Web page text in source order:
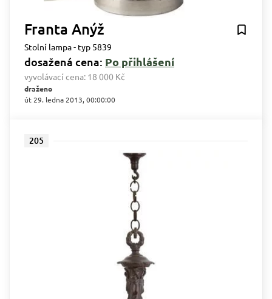
Franta Anýž
Stolní lampa - typ 5839
dosažená cena: Po přihlášení
vyvolávací cena: 18 000 Kč
draženo
út 29. ledna 2013, 00:00:00
205